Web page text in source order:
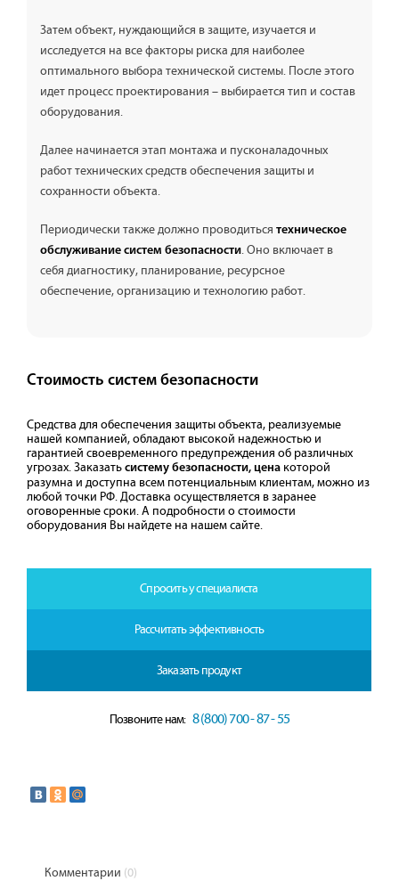
Затем объект, нуждающийся в защите, изучается и
исследуется на все факторы риска для наиболее
оптимального выбора технической системы. После этого
идет процесс проектирования – выбирается тип и состав
оборудования.
Далее начинается этап монтажа и пусконаладочных
работ технических средств обеспечения защиты и
сохранности объекта.
Периодически также должно проводиться техническое
обслуживание систем безопасности. Оно включает в
себя диагностику, планирование, ресурсное
обеспечение, организацию и технологию работ.
Стоимость систем безопасности
Средства для обеспечения защиты объекта, реализуемые
нашей компанией, обладают высокой надежностью и
гарантией своевременного предупреждения об различных
угрозах. Заказать систему безопасности, цена которой
разумна и доступна всем потенциальным клиентам, можно из
любой точки РФ. Доставка осуществляется в заранее
оговоренные сроки. А подробности о стоимости
оборудования Вы найдете на нашем сайте.
Спросить у специалиста
Рассчитать эффективность
Заказать продукт
Позвоните нам: 8 (800) 700 - 87 - 55
Комментарии (0)